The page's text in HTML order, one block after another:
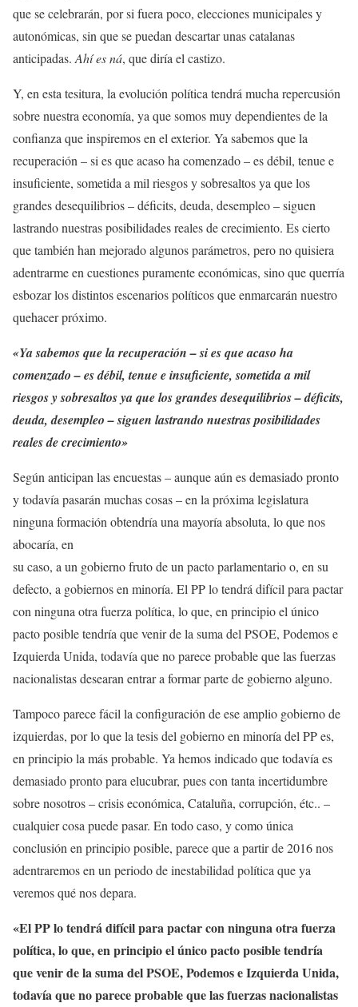
que se celebrarán, por si fuera poco, elecciones municipales y
autonómicas, sin que se puedan descartar unas catalanas
anticipadas. Ahí es ná, que diría el castizo.
Y, en esta tesitura, la evolución política tendrá mucha repercusión
sobre nuestra economía, ya que somos muy dependientes de la
confianza que inspiremos en el exterior. Ya sabemos que la
recuperación – si es que acaso ha comenzado – es débil, tenue e
insuficiente, sometida a mil riesgos y sobresaltos ya que los
grandes desequilibrios – déficits, deuda, desempleo – siguen
lastrando nuestras posibilidades reales de crecimiento. Es cierto
que también han mejorado algunos parámetros, pero no quisiera
adentrarme en cuestiones puramente económicas, sino que querría
esbozar los distintos escenarios políticos que enmarcarán nuestro
quehacer próximo.
«Ya sabemos que la recuperación – si es que acaso ha
comenzado – es débil, tenue e insuficiente, sometida a mil
riesgos y sobresaltos ya que los grandes desequilibrios – déficits,
deuda, desempleo – siguen lastrando nuestras posibilidades
reales de crecimiento»
Según anticipan las encuestas – aunque aún es demasiado pronto
y todavía pasarán muchas cosas – en la próxima legislatura
ninguna formación obtendría una mayoría absoluta, lo que nos
abocaría, en
su caso, a un gobierno fruto de un pacto parlamentario o, en su
defecto, a gobiernos en minoría. El PP lo tendrá difícil para pactar
con ninguna otra fuerza política, lo que, en principio el único
pacto posible tendría que venir de la suma del PSOE, Podemos e
Izquierda Unida, todavía que no parece probable que las fuerzas
nacionalistas desearan entrar a formar parte de gobierno alguno.
Tampoco parece fácil la configuración de ese amplio gobierno de
izquierdas, por lo que la tesis del gobierno en minoría del PP es,
en principio la más probable. Ya hemos indicado que todavía es
demasiado pronto para elucubrar, pues con tanta incertidumbre
sobre nosotros – crisis económica, Cataluña, corrupción, étc.. –
cualquier cosa puede pasar. En todo caso, y como única
conclusión en principio posible, parece que a partir de 2016 nos
adentraremos en un periodo de inestabilidad política que ya
veremos qué nos depara.
«El PP lo tendrá difícil para pactar con ninguna otra fuerza
política, lo que, en principio el único pacto posible tendría
que venir de la suma del PSOE, Podemos e Izquierda Unida,
todavía que no parece probable que las fuerzas nacionalistas